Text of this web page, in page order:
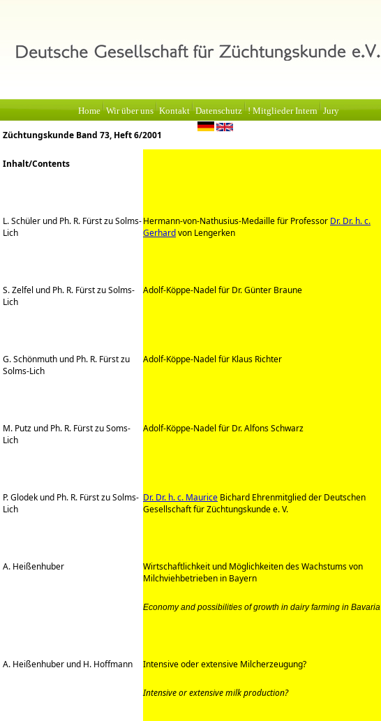
Home Wir über uns Kontakt Datenschutz ! Mitglieder Intern Jury
Züchtungskunde Band 73, Heft 6/2001
Inhalt/Contents
L. Schüler und Ph. R. Fürst zu Solms-
Lich
Hermann-von-Nathusius-Medaille für Professor Dr. Dr. h. c.
Gerhardvon Lengerken
S. Zelfel und Ph. R. Fürst zu Solms-
Lich
Adolf-Köppe-Nadel für Dr. Günter Braune
G. Schönmuth und Ph. R. Fürst zu
Solms-Lich
Adolf-Köppe-Nadel für Klaus Richter
M. Putz und Ph. R. Fürst zu Soms-
Lich
Adolf-Köppe-Nadel für Dr. Alfons Schwarz
P. Glodek und Ph. R. Fürst zu Solms-
Lich
Dr. Dr. h. c. Maurice Bichard Ehrenmitglied der Deutschen
Gesellschaft für Züchtungskunde e. V.
A. Heißenhuber
Wirtschaftlichkeit und Möglichkeiten des Wachstums von
Milchviehbetrieben in Bayern
Economy and possibilities of growth in dairy farming in Bavaria
A. Heißenhuber und H. Hoffmann Intensive oder extensive Milcherzeugung?
Intensive or extensive milk production?